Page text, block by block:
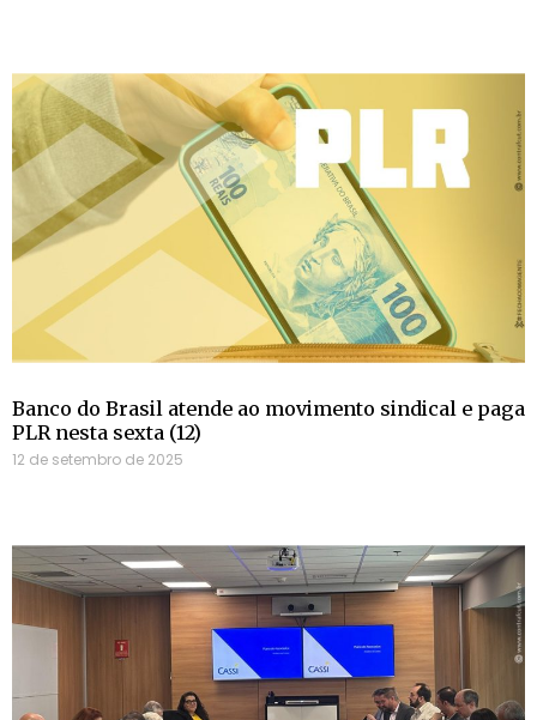
Banco do Brasil atende ao movimento sindical e paga
PLR nesta sexta (12)
12 de setembro de 2025